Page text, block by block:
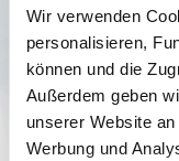
Wir verwenden
personalisieren,
können und die
Außerdem geben
unserer Website
Werbung und
Allgemein
Zuchtbuchnr.:
Zuchtart:
Haarart:
Farbe:
Geschlecht: